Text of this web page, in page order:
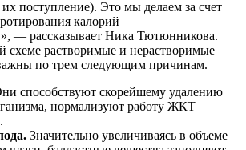
поступление). Это мы делаем за счет
калорий
— рассказывает Ника Тютюнникова.
схеме растворимые и нерастворимые
по трем следующим причинам.
способствуют скорейшему удалению
нормализуют работу ЖКТ
Значительно увеличиваясь в объеме